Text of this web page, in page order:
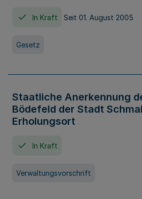
In Kraft Seit 01. August 2005
Gesetz
Staatliche Anerkennung
Bödefeld der Stadt
Erholungsort
In Kraft
Verwaltungsvorschrift